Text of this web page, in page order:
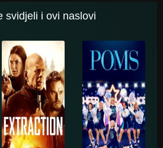
svidjeli i ovi naslovi